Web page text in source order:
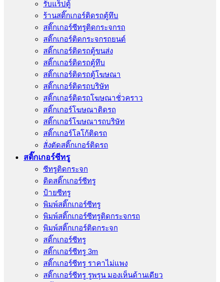
รับแร็ปตู้
ร้านสติ๊กเกอร์ติดรถตู้ทึบ
สติ๊กเกอร์ซีทรูติดกระจกรถ
สติ๊กเกอร์ติดกระจกรถยนต์
สติ๊กเกอร์ติดรถตู้ขนส่ง
สติ๊กเกอร์ติดรถตู้ทึบ
สติ๊กเกอร์ติดรถตู้โฆษณา
สติ๊กเกอร์ติดรถบริษัท
สติ๊กเกอร์ติดรถโฆษณาชั่วคราว
สติ๊กเกอร์โฆษณาติดรถ
สติ๊กเกอร์โฆษณารถบริษัท
สติ๊กเกอร์โลโก้ติดรถ
สั่งตัดสติ๊กเกอร์ติดรถ
สติ๊กเกอร์ซีทรู
ซีทรูติดกระจก
ติดสติ๊กเกอร์ซีทรู
ป้ายซีทรู
พิมพ์สติ๊กเกอร์ซีทรู
พิมพ์สติ๊กเกอร์ซีทรูติดกระจกรถ
พิมพ์สติ๊กเกอร์ติดกระจก
สติ๊กเกอร์ซีทรู
สติ๊กเกอร์ซีทรู 3m
สติ๊กเกอร์ซีทรู ราคาไม่แพง
สติ๊กเกอร์ซีทรู รูพรุน มองเห็นด้านเดียว